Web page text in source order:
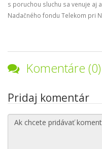
s poruchou sluchu sa venuje aj
Nadačného fondu Telekom pri
Komentáre (0)
Pridaj komentár